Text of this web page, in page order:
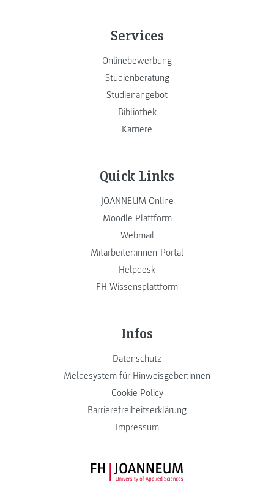
Services
Onlinebewerbung
Studienberatung
Studienangebot
Bibliothek
Karriere
Quick Links
JOANNEUM Online
Moodle Plattform
Webmail
Mitarbeiter:innen-Portal
Helpdesk
FH Wissensplattform
Infos
Datenschutz
Meldesystem für Hinweisgeber:innen
Cookie Policy
Barrierefreiheitserklärung
Impressum
FH JOANNEUM Logo